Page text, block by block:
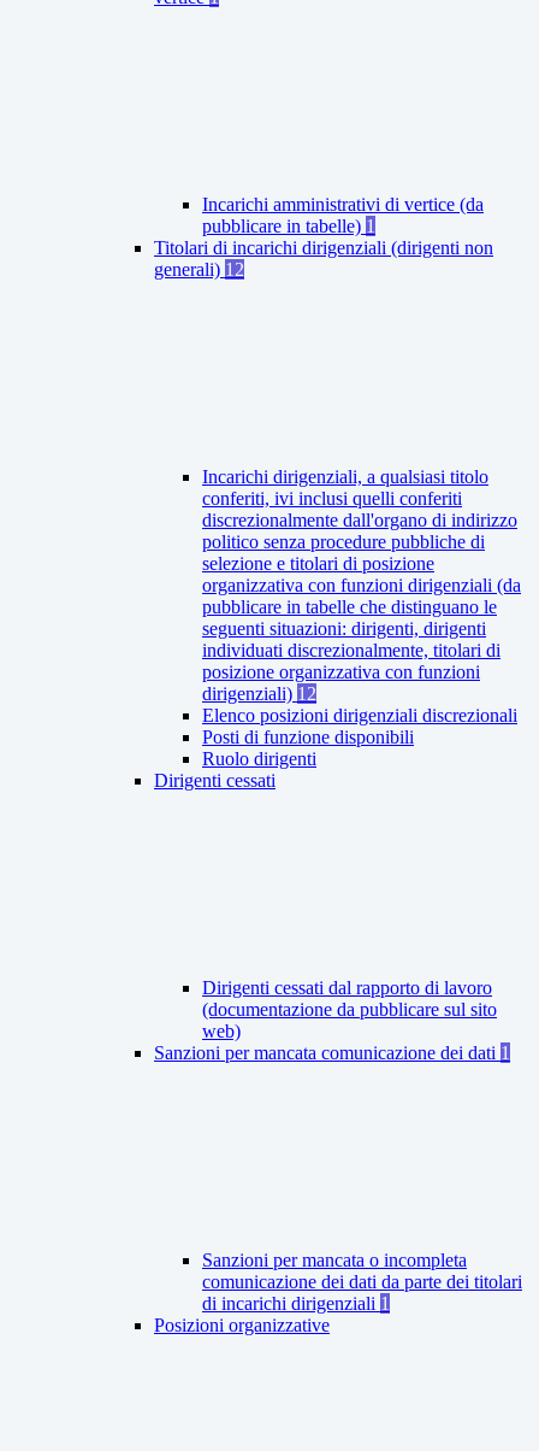
Incarichi amministrativi di vertice (da
pubblicare in tabelle) 1
Titolari di incarichi dirigenziali (dirigenti non
generali) 12
Incarichi dirigenziali, a qualsiasi titolo
conferiti, ivi inclusi quelli conferiti
discrezionalmente dall'organo di indirizzo
politico senza procedure pubbliche di
selezione e titolari di posizione
organizzativa con funzioni dirigenziali (da
pubblicare in tabelle che distinguano le
seguenti situazioni: dirigenti, dirigenti
individuati discrezionalmente, titolari di
posizione organizzativa con funzioni
dirigenziali) 12
Elenco posizioni dirigenziali discrezionali
Posti di funzione disponibili
Ruolo dirigenti
Dirigenti cessati
Dirigenti cessati dal rapporto di lavoro
(documentazione da pubblicare sul sito
web)
Sanzioni per mancata comunicazione dei dati 1
Sanzioni per mancata o incompleta
comunicazione dei dati da parte dei titolari
di incarichi dirigenziali 1
Posizioni organizzative